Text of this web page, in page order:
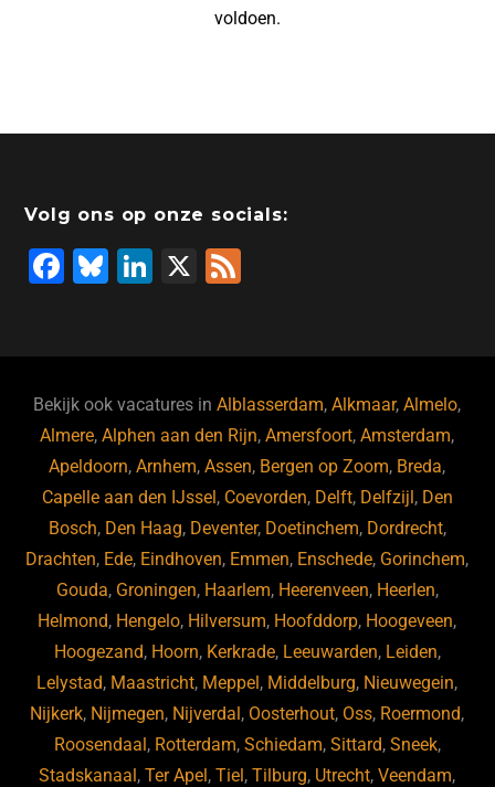
voldoen.
Volg ons op onze socials:
F
b
o
o
k
Bl
ky
Li
dI
n
X
Bekijk ook vacatures inAlblasserdam,Alkmaar,Almelo,
Almere,Alphen aan den Rijn,Amersfoort,Amsterdam,
Apeldoorn,Arnhem,Assen, Bergen op Zoom, Breda,
Capelle aan den IJssel , Coevorden, Delft, Delfzijl , Den
Bosch, Den Haag, Deventer, Doetinchem, Dordrecht,
Drachten, Ede, Eindhoven, Emmen, Enschede, Gorinchem,
Gouda, Groningen, Haarlem, Heerenveen, Heerlen,
Helmond, Hengelo, Hilversum, Hoofddorp, Hoogeveen,
Hoogezand, Hoorn, Kerkrade, Leeuwarden, Leiden,
Lelystad, Maastricht, Meppel , Middelburg, Nieuwegein,
Nijkerk, Nijmegen, Nijverdal , Oosterhout, Oss, Roermond,
Roosendaal , Rotterdam, Schiedam, Sittard, Sneek,
Stadskanaal ,Ter Apel ,Tiel ,Tilburg, Utrecht,Veendam,